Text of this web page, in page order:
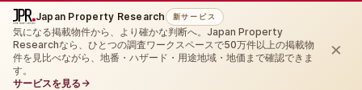
Japan Property Research 新サービス
気になる掲載物件から、より確かな判断へ。Japan Property
Researchなら、ひとつの調査ワークスペースで50万件以上の掲載物
件を見比べながら、地番・ハザード・用途地域・地価まで確認できま
す。
サービスを見る →
×